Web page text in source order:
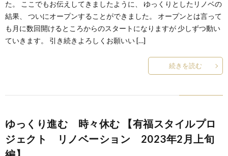
ロ
ェ
ト
た。 ここでもお伝えしてきましたように、 ゆっくりとしたリノベの
結果、 ついにオープンすることができました。 オープンとは言って
も月に数回開けるところからのスタートになりますが 少しずつ動い
ていきます。 引き続きよろしくお願いい […]
続きを読む
ゆっくり進む 時々休む 【有福スタイルプロ
ジェクト リノベーション 2023年2月上旬